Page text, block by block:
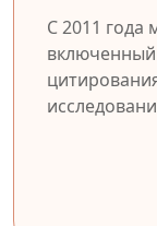
С 2011 года
включенный